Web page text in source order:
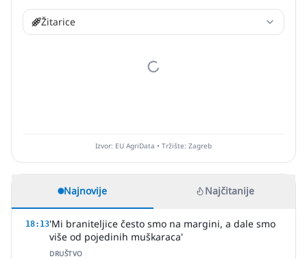
Žitarice
Izvor: EU AgriData • Tržište: Zagreb
Najnovije Najčitanije
18:13'Mi braniteljice često smo na margini, a dale smo
više od pojedinih muškaraca'
DRUŠTVO